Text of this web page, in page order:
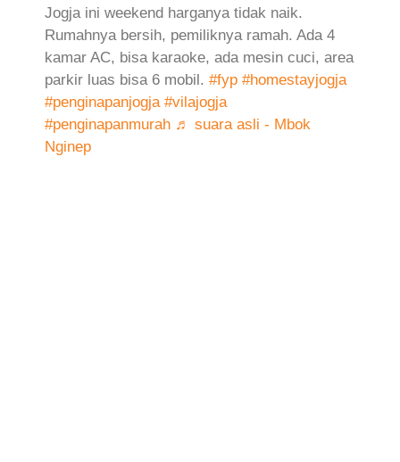
Jogja ini weekend harganya tidak naik.
Rumahnya bersih, pemiliknya ramah. Ada 4
kamar AC, bisa karaoke, ada mesin cuci, area
parkir luas bisa 6 mobil. #fyp #homestayjogja
#penginapanjogja #vilajogja
#penginapanmurah ♬ suara asli - Mbok
Nginep